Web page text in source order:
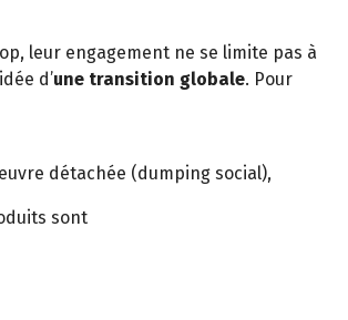
leur engagement ne se limite pas à
d’une transition globale. Pour
détachée (dumping social),
sont